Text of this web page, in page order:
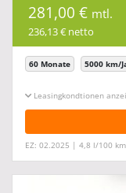
281,00 € mtl.
236,13 € netto
60 Monate 5000 km/
Leasingkonditionen ein-/
EZ: 02.2025 | 4,8 l/100